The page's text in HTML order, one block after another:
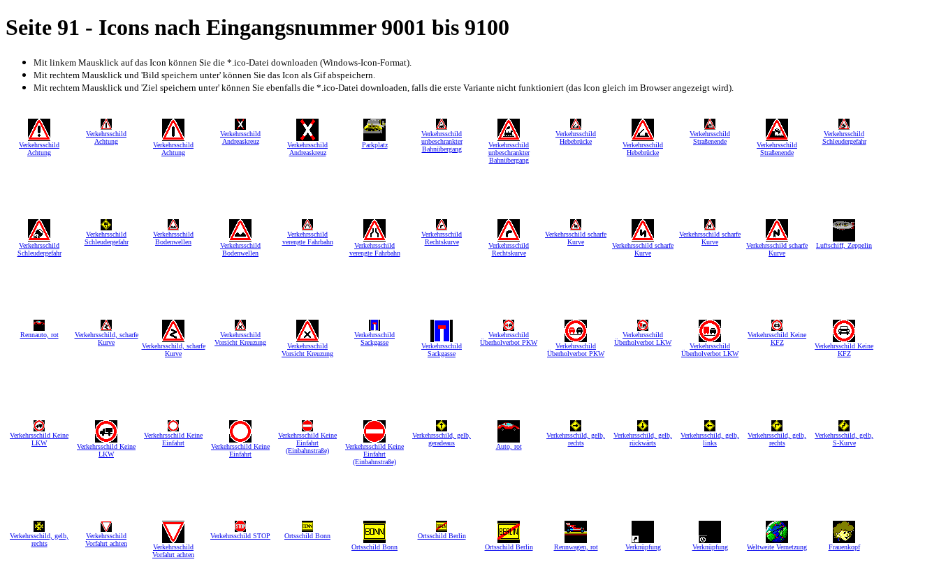
Seite 91 - Icons nach Eingangsnummer 9001 bis 9100
Mit linkem Mausklick auf das Icon können Sie die *.ico-Datei downloaden (Windows-Icon-Format).
Mit rechtem Mausklick und 'Bild speichern unter' können Sie das Icon als Gif abspeichern.
Mit rechtem Mausklick und 'Ziel speichern unter' können Sie ebenfalls die *.ico-Datei downloaden, falls die erste Variante nicht funktioniert (das Icon gleich im Browser angezeigt wird).
Verkehrsschild
Achtung
Verkehrsschild
Achtung
Verkehrsschild
Achtung
Verkehrsschild
Andreaskreuz
Verkehrsschild
Andreaskreuz
Parkplatz
Verkehrsschild
unbeschrankter
Bahnübergang
Verkehrsschild
unbeschrankter
Bahnübergang
Verkehrsschild
Hebebrücke
Verkehrsschild
Hebebrücke
Verkehrsschild
Straßenende
Verkehrsschild
Straßenende
Verkehrsschild
Schleudergefahr
Verkehrsschild
Schleudergefahr
Verkehrsschild
Schleudergefahr
Verkehrsschild
Bodenwellen
Verkehrsschild
Bodenwellen
Verkehrsschild
verengte Fahrbahn
Verkehrsschild
verengte Fahrbahn
Verkehrsschild
Rechtskurve
Verkehrsschild
Rechtskurve
Verkehrsschild scharfe
Kurve
Verkehrsschild scharfe
Kurve
Verkehrsschild scharfe
Kurve
Verkehrsschild scharfe
Kurve
Luftschiff, Zeppelin
Rennauto, rot
Verkehrsschild, scharfe
Kurve
Verkehrsschild, scharfe
Kurve
Verkehrsschild
Vorsicht Kreuzung
Verkehrsschild
Vorsicht Kreuzung
Verkehrsschild
Sackgasse
Verkehrsschild
Sackgasse
Verkehrsschild
Überholverbot PKW
Verkehrsschild
Überholverbot PKW
Verkehrsschild
Überholverbot LKW
Verkehrsschild
Überholverbot LKW
Verkehrsschild Keine
KFZ
Verkehrsschild Keine
KFZ
Verkehrsschild Keine
LKW
Verkehrsschild Keine
LKW
Verkehrsschild Keine
Einfahrt
Verkehrsschild Keine
Einfahrt
Verkehrsschild Keine
Einfahrt
(Einbahnstraße)
Verkehrsschild Keine
Einfahrt
(Einbahnstraße)
Verkehrsschild, gelb,
geradeaus
Auto, rot
Verkehrsschild, gelb,
rechts
Verkehrsschild, gelb,
rückwärts
Verkehrsschild, gelb,
links
Verkehrsschild, gelb,
rechts
Verkehrsschild, gelb,
S-Kurve
Verkehrsschild, gelb,
rechts
Verkehrsschild
Vorfahrt achten
Verkehrsschild
Vorfahrt achten
Verkehrsschild STOP
Ortsschild Bonn
Ortsschild Bonn
Ortsschild Berlin
Ortsschild Berlin
Rennwagen, rot Verknüpfung Verknüpfung Weltweite Vernetzung Frauenkopf